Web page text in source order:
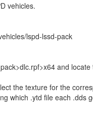
vehicles.
lspd-lssd-pack
and
the texture for the
which .ytd file each .dds